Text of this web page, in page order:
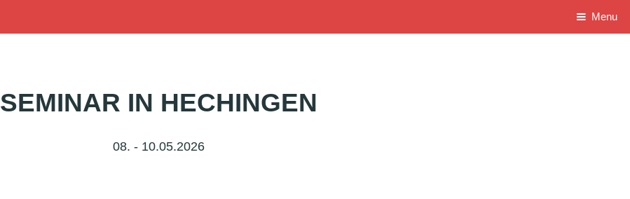
Menu
SEMINAR IN HECHINGEN
08. - 10.05.2026